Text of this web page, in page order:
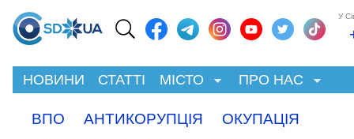
У
НОВИНИ СТАТТІ МІСТО ПРО НАС
ВПО АНТИКОРУПЦІЯ
ОКУПАЦІЯ